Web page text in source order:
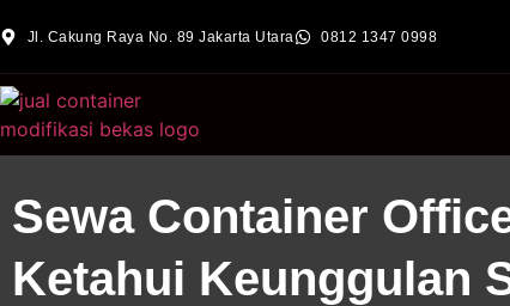
Jl. Cakung Raya No. 89 Jakarta Utara 0812 1347 0998
Sewa Container
Ketahui Keunggulan